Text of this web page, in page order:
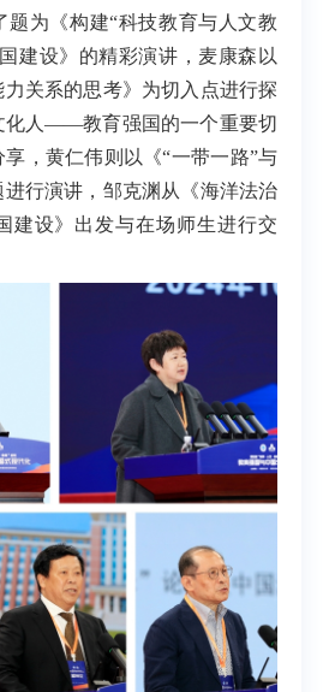
题为《构建“科技教育与人文教
建设》的精彩演讲，麦康森以
力关系的思考》为切入点进行探
化人——教育强国的一个重要切
，黄仁伟则以《“一带一路”与
行演讲，邹克渊从《海洋法治
建设》出发与在场师生进行交